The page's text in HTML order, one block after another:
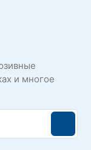
и многое